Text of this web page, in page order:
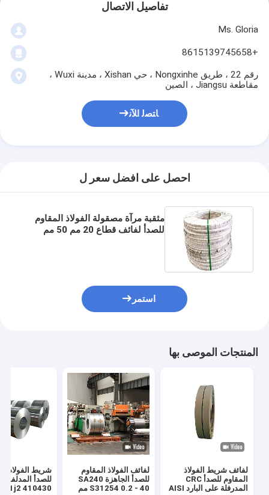
تفاصيل الاتصال
Ms. Gloria
+8615139745658
رقم 22 ، طريق Nongxinhe ، حي Xishan ، مدينة Wuxi ،
مقاطعة Jiangsu ، الصين
ﺎﺘﺼﻟ ﺍﻶﻧ
احصل على افضل سعر ل
مثقبة مرآة مصقولة الفولاذ المقاوم
للصدأ لفائف قطاع 20 مم 50 مم
استمر
المنتجات الموصى بها
لفائف شريط الفولاذ
المقاوم للصدأ CRC
المدرفلة على البارد AISI
لفائف الفولاذ المقاوم
للصدأ الجاهزة SA240
S31254 0.2 - 40 مم
شريط الفولاذ
للصدأ المدلفن
410430